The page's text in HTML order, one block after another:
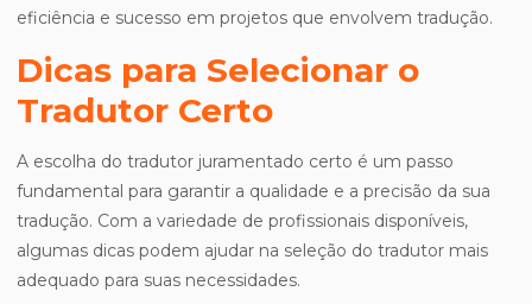
eficiência e sucesso em projetos que envolvem tradução.
Dicas para Selecionar o
Tradutor Certo
A escolha do tradutor juramentado certo é um passo
fundamental para garantir a qualidade e a precisão da sua
tradução. Com a variedade de profissionais disponíveis,
algumas dicas podem ajudar na seleção do tradutor mais
adequado para suas necessidades.